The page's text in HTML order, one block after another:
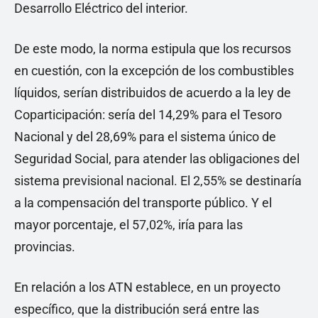
Desarrollo Eléctrico del interior.
De este modo, la norma estipula que los recursos
en cuestión, con la excepción de los combustibles
líquidos, serían distribuidos de acuerdo a la ley de
Coparticipación: sería del 14,29% para el Tesoro
Nacional y del 28,69% para el sistema único de
Seguridad Social, para atender las obligaciones del
sistema previsional nacional. El 2,55% se destinaría
a la compensación del transporte público. Y el
mayor porcentaje, el 57,02%, iría para las
provincias.
En relación a los ATN establece, en un proyecto
específico, que la distribución será entre las